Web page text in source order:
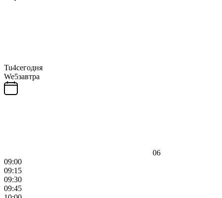
Tu4сегодня
We5завтра
06
09:00
09:15
09:30
09:45